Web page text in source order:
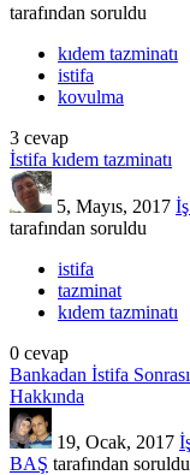
tarafından soruldu
kıdem tazminatı
istifa
kovulma
3 cevap
İstifa kıdem tazminatı
5, Mayıs, 2017
tarafından soruldu
istifa
tazminat
kıdem tazminatı
0 cevap
Bankadan İstifa
Hakkında
19, Ocak, 2017
BAŞ tarafından soruldu